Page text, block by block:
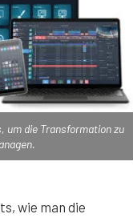
um die Transformation zu
wie man die